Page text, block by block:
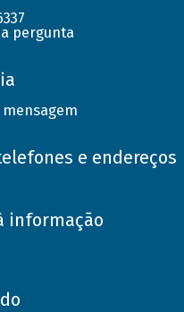
pergunta
mensagem
e endereços
informação